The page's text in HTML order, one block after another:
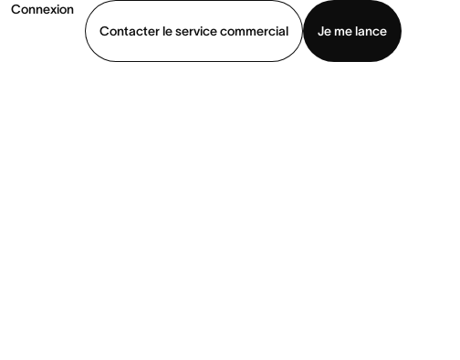
Connexion
Contacter le service commercial
Je me lance